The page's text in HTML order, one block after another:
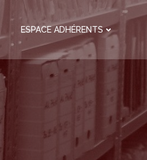
ESPACE ADHÉRENTS